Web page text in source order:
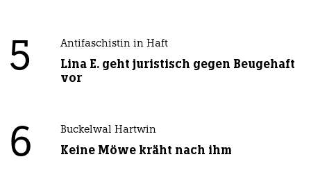
5 Antifaschistin in Haft
Lina E. geht juristisch gegen Beugehaft
vor
6 Buckelwal Hartwin
Keine Möwe kräht nach ihm